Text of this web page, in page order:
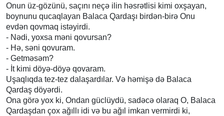
Onun üz-gözünü, saçını neçə ilin həsrətlisi kimi oxşayan,
boynunu qucaqlayan Balaca Qardaşı birdən-birə Onu
evdən qovmaq istəyirdi.
- Nədi, yoxsa məni qovursan?
- Hə, səni qovuram.
- Getməsəm?
- İt kimi döyə-döyə qovaram.
Uşaqlıqda tez-tez dalaşardılar. Və həmişə də Balaca
Qardaş döyərdi.
Ona görə yox ki, Ondan güclüydü, sadəcə olaraq O, Balaca
Qardaşdan çox ağıllı idi və bu ağıl imkan vermirdi ki,